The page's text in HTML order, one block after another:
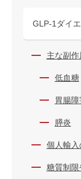
GLP-1ダイ
主な副作
低血糖
胃腸障
膵炎
個人輸
糖質制